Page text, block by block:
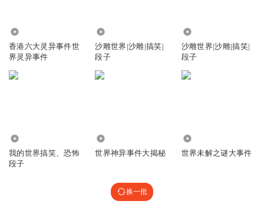
香港六大灵异事件世
界灵异事件
沙雕世界|沙雕|搞笑|
段子
沙雕世界|沙雕|搞笑|
段子
我的世界搞笑、恐怖
段子
世界神异事件大揭秘 世界未解之谜大事件
换一批